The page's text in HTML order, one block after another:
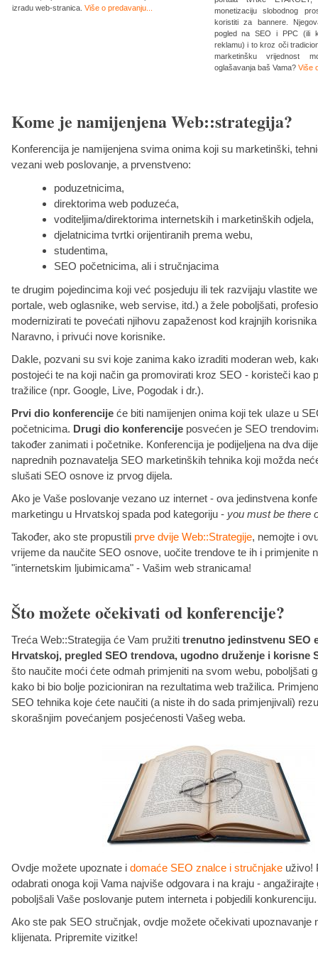
izradu web-stranica. Više o predavanju...
monetizaciju slobodnog
koristiti za bannere.
pogled na SEO i PPC (ili
reklamu) i to kroz oči
marketinšku vrijednost
oglašavanja baš Vama? Više
Kome je namijenjena Web::strategija?
Konferencija je namijenjena svima onima koji su marketinški,
vezani web poslovanje, a prvenstveno:
poduzetnicima,
direktorima web poduzeća,
voditeljima/direktorima internetskih i marketinških odjela,
djelatnicima tvrtki orijentiranih prema webu,
studentima,
SEO početnicima, ali i stručnjacima
te drugim pojedincima koji već posjeduju ili tek razvijaju vlastite
portale, web oglasnike, web servise, itd.) a žele poboljšati,
modernizirati te povećati njihovu zapaženost kod krajnjih
Naravno, i privući nove korisnike.
Dakle, pozvani su svi koje zanima kako izraditi moderan web,
postojeći te na koji način ga promovirati kroz SEO - koristeči kao
tražilice (npr. Google, Live, Pogodak i dr.).
Prvi dio konferencijeće biti namijenjen onima koji tek ulaze u
početnicima. Drugi dio konferencijeposvećen je SEO
također zanimati i početnike. Konferencija je podijeljena na dva
naprednih poznavatelja SEO marketinških tehnika koji možda
slušati SEO osnove iz prvog dijela.
Ako je Vaše poslovanje vezano uz internet - ova jedinstvena
marketingu u Hrvatskoj spada pod kategoriju - you must be there
Također, ako ste propustili prve dvije Web::Strategije, nemojte i
vrijeme da naučite SEO osnove, uočite trendove te ih i primjenite
"internetskim ljubimicama" - Vašim web stranicama!
Što možete očekivati od konferencije?
Treća Web::Strategija će Vam pružiti trenutno jedinstvenu SEO
Hrvatskoj, pregled SEO trendova, ugodno druženje i korisne
što naučite moći ćete odmah primjeniti na svom webu, poboljšati
kako bi bio bolje pozicioniran na rezultatima web tražilica.
SEO tehnika koje ćete naučiti (a niste ih do sada primjenjivali)
skorašnjim povećanjem posjećenosti Vašeg weba.
Ovdje možete upoznate i domaće SEO znalce i stručnjakeuživo!
odabrati onoga koji Vama najviše odgovara i na kraju - angažirajte
poboljšali Vaše poslovanje putem interneta i pobjedili konkurenciju.
Ako ste pak SEO stručnjak, ovdje možete očekivati upoznavanje
klijenata. Pripremite vizitke!